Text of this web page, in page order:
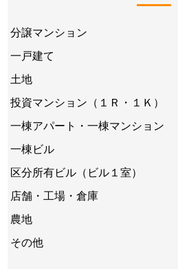
分譲マンション
一戸建て
土地
投資マンション（１Ｒ・１Ｋ）
一棟アパート・一棟マンション
一棟ビル
区分所有ビル（ビル１室）
店舗・工場・倉庫
農地
その他